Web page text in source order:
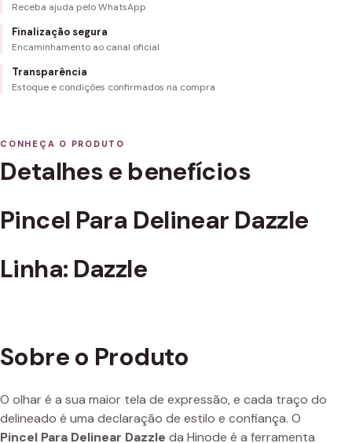
Receba ajuda pelo WhatsApp
Finalização segura
Encaminhamento ao canal oficial
Transparência
Estoque e condições confirmados na compra
CONHEÇA O PRODUTO
Detalhes e benefícios
Pincel Para Delinear Dazzle
Linha: Dazzle
Sobre o Produto
O olhar é a sua maior tela de expressão, e cada traço do
delineado é uma declaração de estilo e confiança. O
Pincel Para Delinear Dazzle da Hinode é a ferramenta